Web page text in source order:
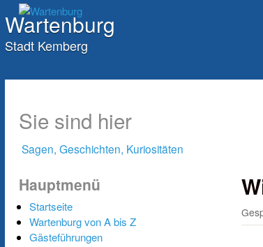
Wartenburg
Stadt Kemberg
Sie sind hier
Sagen, Geschichten, Kuriositäten
Hauptmenü
Startseite
Wartenburg von A bis Z
Gästeführungen